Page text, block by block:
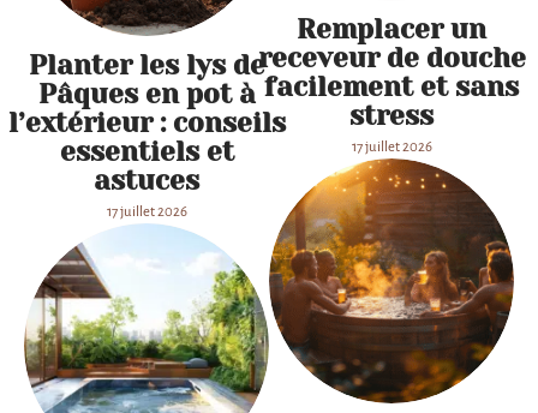
Planter les lys de
Pâques en pot à
l’extérieur : conseils
essentiels et
astuces
17 juillet 2026
Remplacer un
receveur de douche
facilement et sans
stress
17 juillet 2026